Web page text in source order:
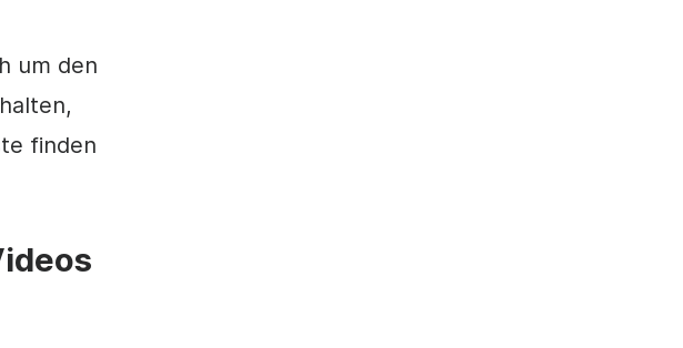
um den
finden